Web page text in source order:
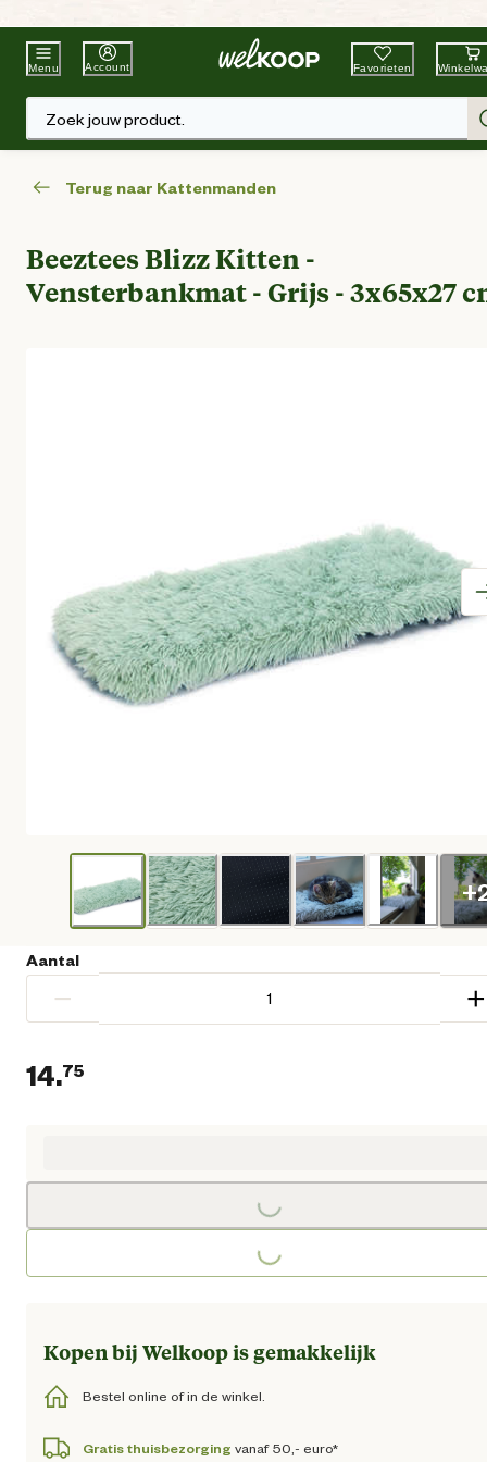
Beste WinkelketenTuin & Dier
Menu Account Favorieten
Zoek jouw product.
Terug naar Kattenmanden
Beeztees Blizz Kitten -
Vensterbankmat - Grijs - 3x65x27
+
Aantal
− +
14.75
Loading...
Loading...
Kopen bij Welkoop is gemakkelijk
Bestel online of in de winkel.
Gratis thuisbezorging vanaf 50,- euro*